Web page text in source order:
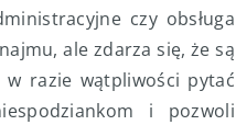
czy obsługa
ale zdarza się, że są
razie wątpliwości pytać
i pozwoli